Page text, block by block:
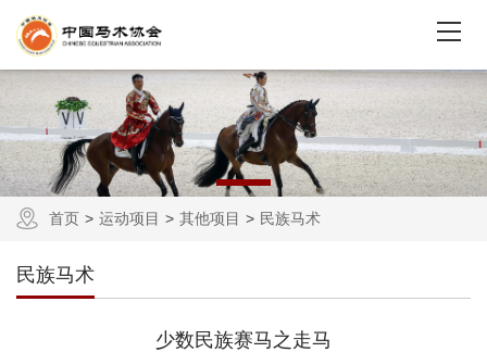
首页 运动项目 其他项目 民族马术
民族马术
少数民族赛马之走马